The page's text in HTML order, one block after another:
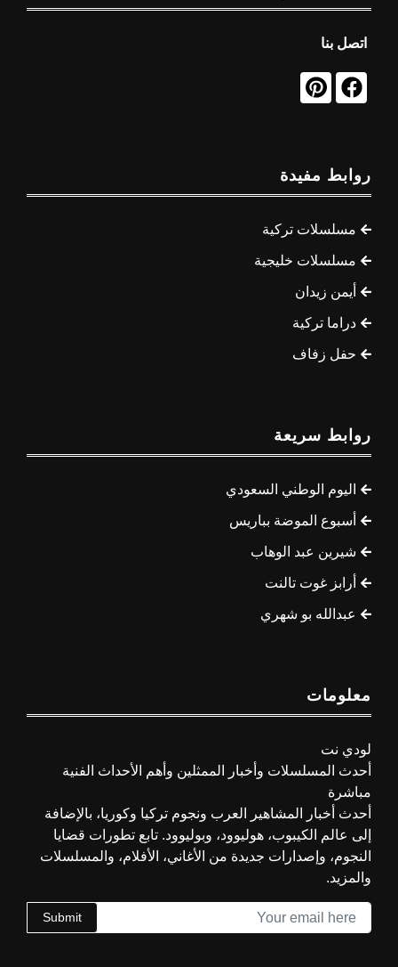
اتصل بنا
روابط مفيدة
مسلسلات تركية
مسلسلات خليجية
أيمن زيدان
دراما تركية
حفل زفاف
روابط سريعة
اليوم الوطني السعودي
أسبوع الموضة بباريس
شيرين عبد الوهاب
أرابز غوت تالنت
عبدالله بو شهري
معلومات
لودي نت
أحدث المسلسلات وأخبار الممثلين وأهم الأحداث الفنية
مباشرة
أحدث أخبار المشاهير العرب ونجوم تركيا وكوريا، بالإضافة
إلى عالم الكيبوب، هوليوود، وبوليوود. تابع تطورات قضايا
النجوم، وإصدارات جديدة من الأغاني، الأفلام، والمسلسلات
والمزيد.
Submit